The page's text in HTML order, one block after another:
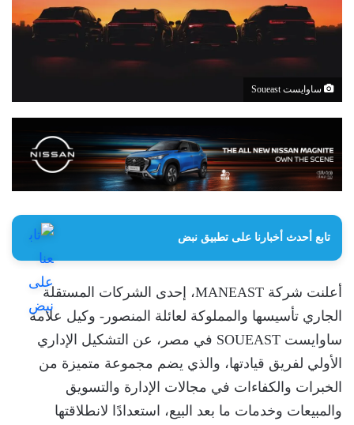
ساوايست Soueast
تابع أحدث أخبارنا على تطبيق نبض
أعلنت شركة MANEAST، إحدى الشركات المستقلة
الجاري تأسيسها والمملوكة لعائلة المنصور- وكيل علامة
ساوايست SOUEAST في مصر، عن التشكيل الإداري
الأولي لفريق قيادتها، والذي يضم مجموعة متميزة من
الخبرات والكفاءات في مجالات الإدارة والتسويق
والمبيعات وخدمات ما بعد البيع، استعدادًا لانطلاقتها